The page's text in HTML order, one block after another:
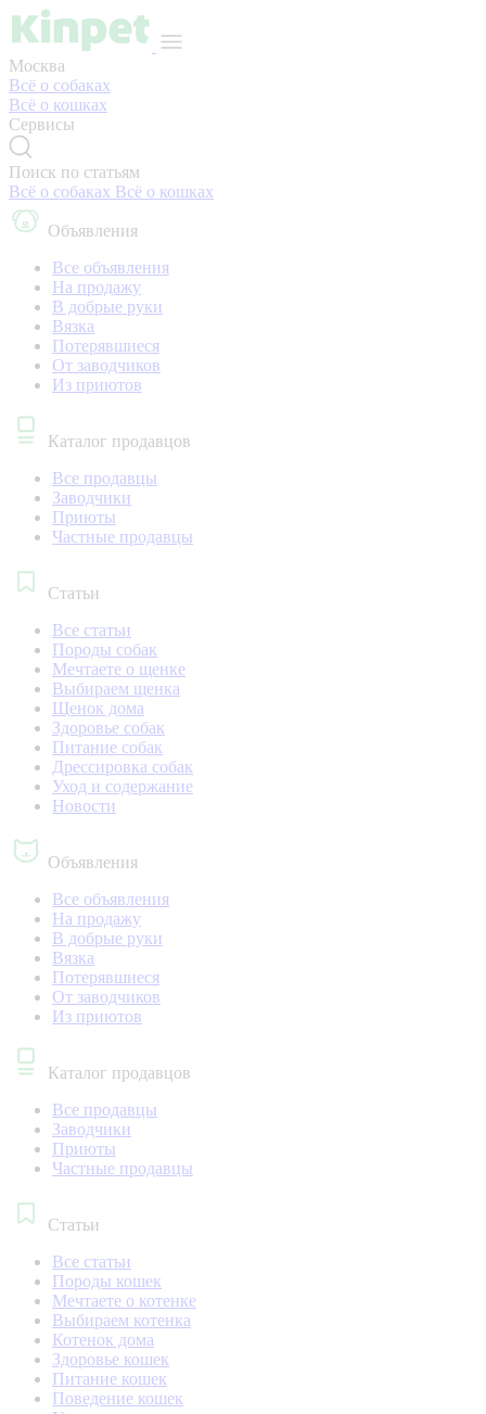
Москва
Всё о собаках
Всё о кошках
Сервисы
Поиск по статьям
Всё о собаках Всё о кошках
Объявления
Все объявления
На продажу
В добрые руки
Вязка
Потерявшиеся
От заводчиков
Из приютов
Каталог продавцов
Все продавцы
Заводчики
Приюты
Частные продавцы
Статьи
Все статьи
Породы собак
Мечтаете о щенке
Выбираем щенка
Щенок дома
Здоровье собак
Питание собак
Дрессировка собак
Уход и содержание
Новости
Объявления
Все объявления
На продажу
В добрые руки
Вязка
Потерявшиеся
От заводчиков
Из приютов
Каталог продавцов
Все продавцы
Заводчики
Приюты
Частные продавцы
Статьи
Все статьи
Породы кошек
Мечтаете о котенке
Выбираем котенка
Котенок дома
Здоровье кошек
Питание кошек
Поведение кошек